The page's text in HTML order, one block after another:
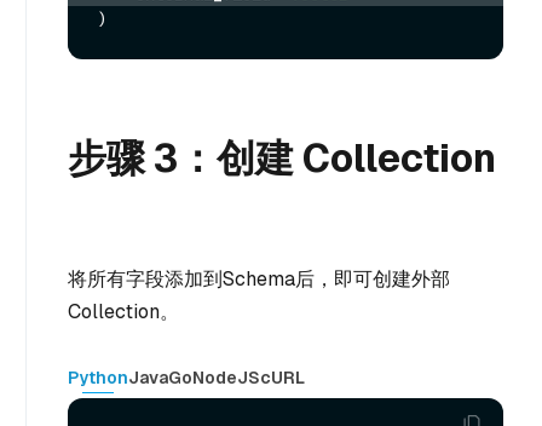
步骤 3：创建 Collection
将所有字段添加到Schema后，即可创建外部
Collection。
PythonJavaGoNodeJScURL